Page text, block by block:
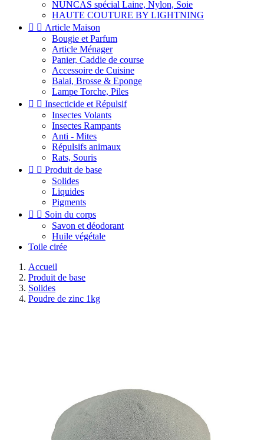
NUNCAS spécial Laine, Nylon, Soie
HAUTE COUTURE BY LIGHTNING
  Article Maison
Bougie et Parfum
Article Ménager
Panier, Caddie de course
Accessoire de Cuisine
Balai, Brosse & Eponge
Lampe Torche, Piles
  Insecticide et Répulsif
Insectes Volants
Insectes Rampants
Anti - Mites
Répulsifs animaux
Rats, Souris
  Produit de base
Solides
Liquides
Pigments
  Soin du corps
Savon et déodorant
Huile végétale
Toile cirée
Accueil
Produit de base
Solides
Poudre de zinc 1kg